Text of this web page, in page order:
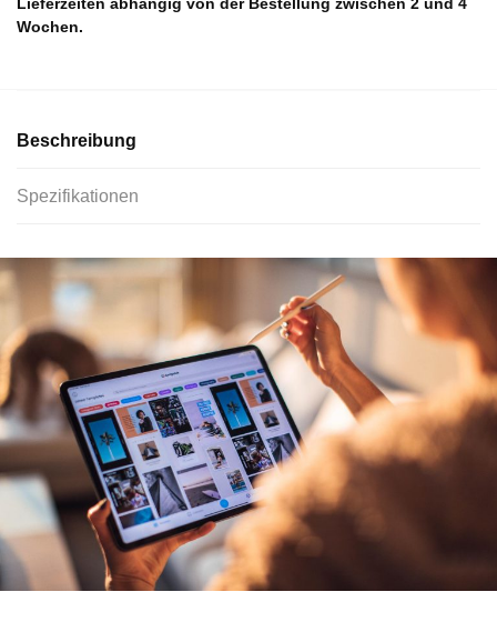
Wochen.
Beschreibung
Spezifikationen